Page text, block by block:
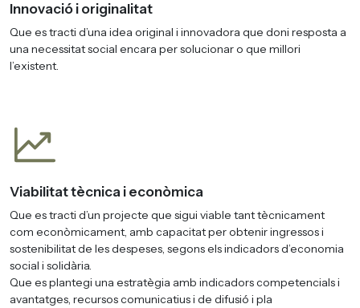
Innovació i originalitat
Que es tracti d’una idea original i innovadora que doni resposta a
una necessitat social encara per solucionar o que millori
l’existent.
Viabilitat tècnica i econòmica
Que es tracti d’un projecte que sigui viable tant tècnicament
com econòmicament, amb capacitat per obtenir ingressos i
sostenibilitat de les despeses, segons els indicadors d’economia
social i solidària.
Que es plantegi una estratègia amb indicadors competencials i
avantatges, recursos comunicatius i de difusió i pla